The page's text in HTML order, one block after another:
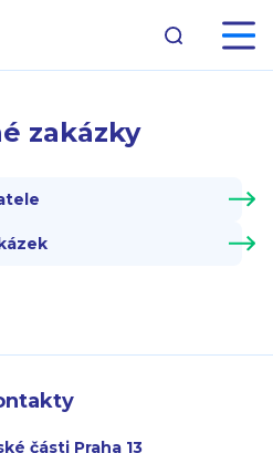
zakázky
části Praha 13